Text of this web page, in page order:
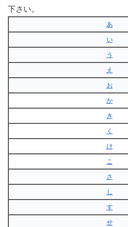
下さい。
あ
い
う
え
お
か
き
く
け
こ
さ
し
す
せ